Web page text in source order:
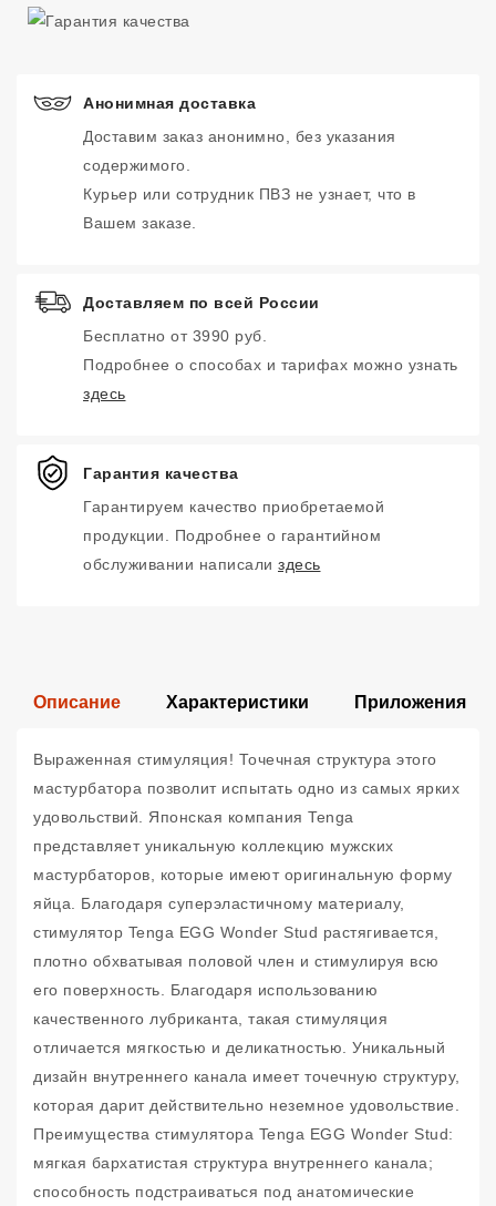
Анонимная доставка
Доставим заказ анонимно, без указания
содержимого.
Курьер или сотрудник ПВЗ не узнает, что в
Вашем заказе.
Доставляем по всей России
Бесплатно от 3990 руб.
Подробнее о способах и тарифах можно узнать
здесь
Гарантия качества
Гарантируем качество приобретаемой
продукции. Подробнее о гарантийном
обслуживании написали здесь
Описание Характеристики Приложения
Выраженная стимуляция! Точечная структура этого
мастурбатора позволит испытать одно из самых ярких
удовольствий. Японская компания Tenga
представляет уникальную коллекцию мужских
мастурбаторов, которые имеют оригинальную форму
яйца. Благодаря суперэластичному материалу,
стимулятор Tenga EGG Wonder Stud растягивается,
плотно обхватывая половой член и стимулируя всю
его поверхность. Благодаря использованию
качественного лубриканта, такая стимуляция
отличается мягкостью и деликатностью. Уникальный
дизайн внутреннего канала имеет точечную структуру,
которая дарит действительно неземное удовольствие.
Преимущества стимулятора Tenga EGG Wonder Stud:
мягкая бархатистая структура внутреннего канала;
способность подстраиваться под анатомические